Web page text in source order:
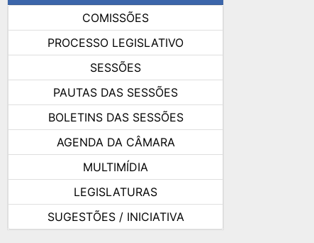
COMISSÕES
PROCESSO LEGISLATIVO
SESSÕES
PAUTAS DAS SESSÕES
BOLETINS DAS SESSÕES
AGENDA DA CÂMARA
MULTIMÍDIA
LEGISLATURAS
SUGESTÕES / INICIATIVA